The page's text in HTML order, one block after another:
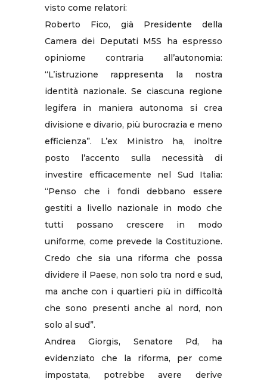
visto come relatori:
Roberto Fico, già Presidente della
Camera dei Deputati M5S ha espresso
opiniome contraria all’autonomia:
“L’istruzione rappresenta la nostra
identità nazionale. Se ciascuna regione
legifera in maniera autonoma si crea
divisione e divario, più burocrazia e meno
efficienza”. L’ex Ministro ha, inoltre
posto l’accento sulla necessità di
investire efficacemente nel Sud Italia:
“Penso che i fondi debbano essere
gestiti a livello nazionale in modo che
tutti possano crescere in modo
uniforme, come prevede la Costituzione.
Credo che sia una riforma che possa
dividere il Paese, non solo tra nord e sud,
ma anche con i quartieri più in difficoltà
che sono presenti anche al nord, non
solo al sud”.
Andrea Giorgis, Senatore Pd, ha
evidenziato che la riforma, per come
impostata, potrebbe avere derive